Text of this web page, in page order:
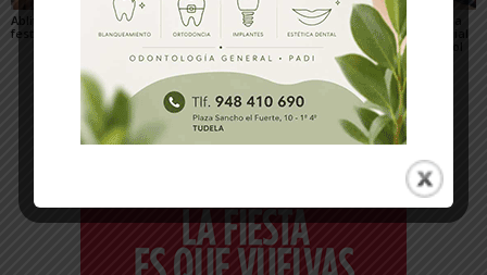
Ablitas abre el verano
festivo con sus peras
María Preciado,
concejala de Cadreita:
«Queremos unas fiestas
en las que todo el
mundo encuentre su
Sendaviva presenta la
programación especial
del eclipse total de Sol
del 12 de agosto